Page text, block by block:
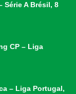
Série A Brésil, 8
CP – Liga
– Liga Portugal,